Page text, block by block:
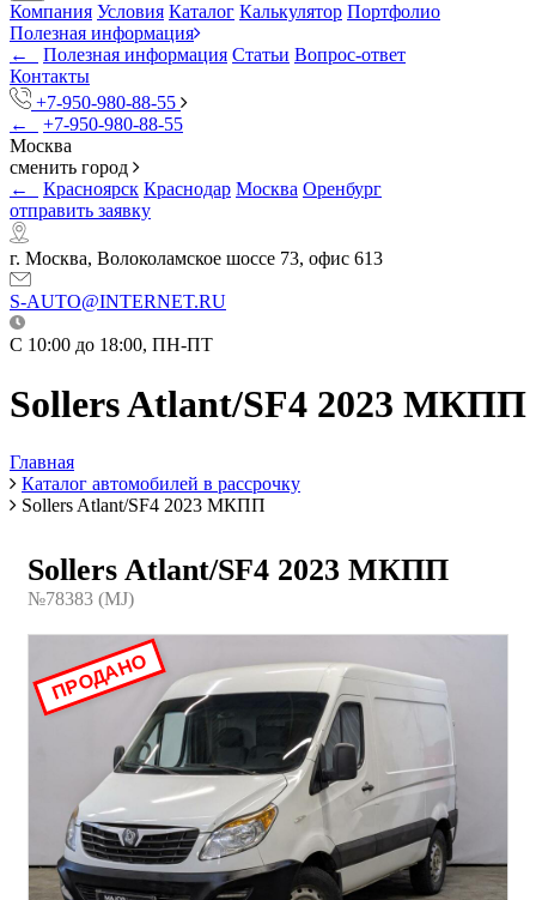
Компания Условия Каталог Калькулятор Портфолио
Полезная информация
←
Полезная информация Статьи Вопрос-ответ
Контакты
+7-950-980-88-55
←
+7-950-980-88-55
Москва
сменить город
←
Красноярск Краснодар Москва Оренбург
отправить заявку
г. Москва, Волоколамское шоссе 73, офис 613
S-AUTO@INTERNET.RU
C 10:00 до 18:00, ПН-ПТ
Sollers Atlant/SF4 2023 МКПП
Главная
Каталог автомобилей в рассрочку
Sollers Atlant/SF4 2023 МКПП
Sollers Atlant/SF4 2023 МКПП
№78383 (МJ)
ПРОДАНО